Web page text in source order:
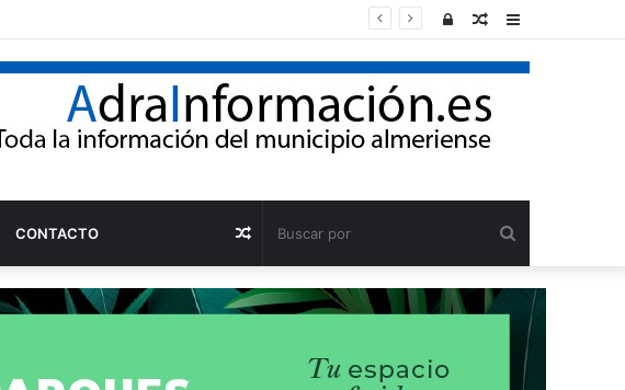
Barra
Publicación
azar
Acceso
CONTACTO
por
Publicación
al